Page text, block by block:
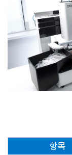
항목